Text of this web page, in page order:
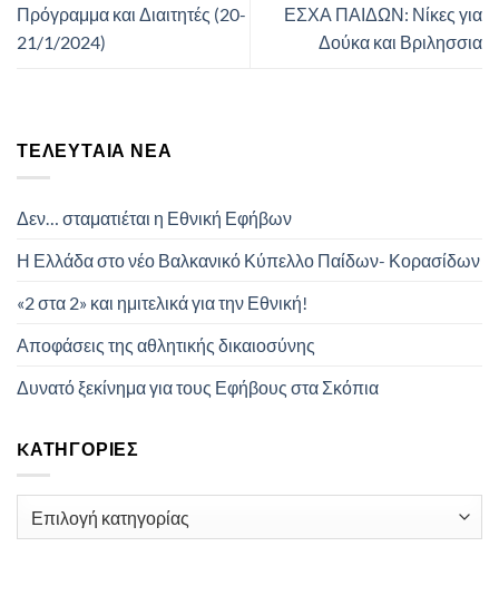
Πρόγραμμα και Διαιτητές (20-
21/1/2024)
ΕΣΧΑ ΠΑΙΔΩΝ: Νίκες για
Δούκα και Βριλησσια
ΤΕΛΕΥΤΑΊΑ ΝΈΑ
Δεν… σταματιέται η Εθνική Εφήβων
Η Ελλάδα στο νέο Βαλκανικό Κύπελλο Παίδων- Κορασίδων
«2 στα 2» και ημιτελικά για την Εθνική!
Αποφάσεις της αθλητικής δικαιοσύνης
Δυνατό ξεκίνημα για τους Εφήβους στα Σκόπια
KΑΤΗΓΟΡΊΕΣ
Kατηγορίες